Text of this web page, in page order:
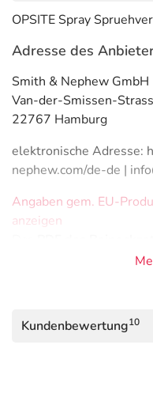
OPSITE Spray
Adresse des
Smith & Nephew GmbH
Van-der-Smissen-
22767 Hamburg
elektronische Adresse:
nephew.com/de-de |
Angaben gem. EU-
anzeigen
Kundenbewertung10